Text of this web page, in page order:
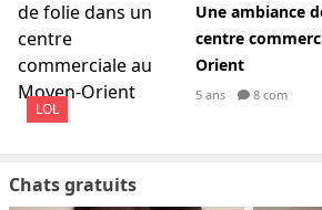
LOL
Une ambiance
centre
Orient
5 ans 8 com
Chats gratuits